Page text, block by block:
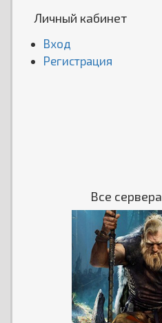
Личный кабинет
Вход
Регистрация
Все